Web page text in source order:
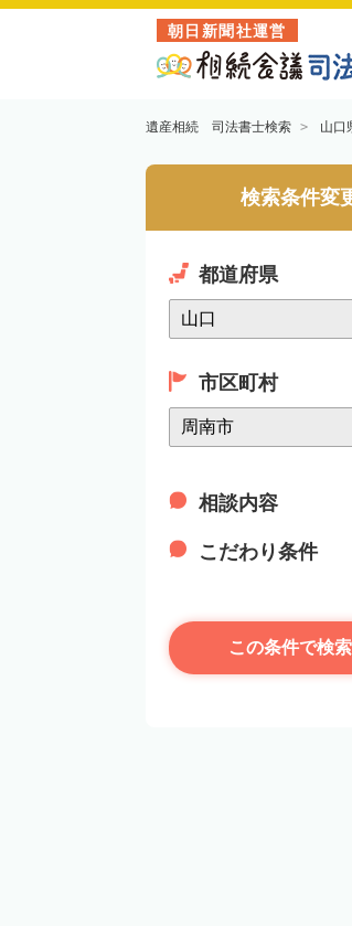
朝日新聞社運営
遺産相続 司法書士検索 山
検索条件変
都道府県
市区町村
相談内容
こだわり条件
この条件で検索